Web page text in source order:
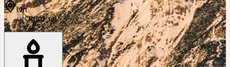
Ort
OrtInzing